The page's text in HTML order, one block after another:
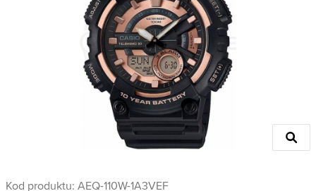
Kod produktu: AEQ-110W-1A3VEF